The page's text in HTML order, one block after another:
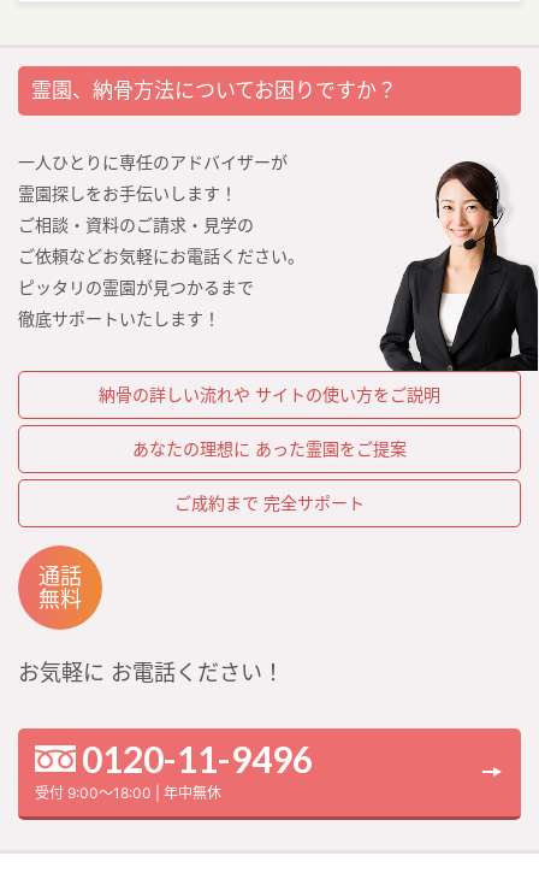
霊園、納骨方法についてお困りですか？
一人ひとりに専任のアドバイザーが
霊園探しをお手伝いします！
ご相談・資料のご請求・見学の
ご依頼などお気軽にお電話ください。
ピッタリの霊園が見つかるまで
徹底サポートいたします！
納骨の詳しい流れや サイトの使い方をご説明
あなたの理想に あった霊園をご提案
ご成約まで 完全サポート
通話
無料
お気軽に お電話ください！
0120-11-9496
受付 9:00～18:00 | 年中無休